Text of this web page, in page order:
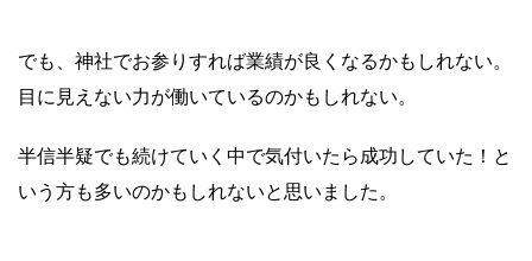
でも、神社でお参りすれば業績が良くなるかもしれない。
目に見えない力が働いているのかもしれない。
半信半疑でも続けていく中で気付いたら成功していた！と
いう方も多いのかもしれないと思いました。